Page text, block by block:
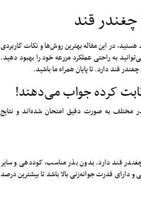
هستید، در این مقاله بهترین روش‌ها و نکات کاربردی
به راحتی عملکرد مزرعه خود را بهبود دهید.
قند دارد. تا پایان همراه ما باشید.
ثابت کرده جواب می‌دهند!
مختلف به صورت دقیق امتحان شده‌اند و نتایج
قند دارد. بدون بذر مناسب، کوددهی و سایر
دارای قدرت جوانه‌زنی بالا باشد تا بیشترین درصد